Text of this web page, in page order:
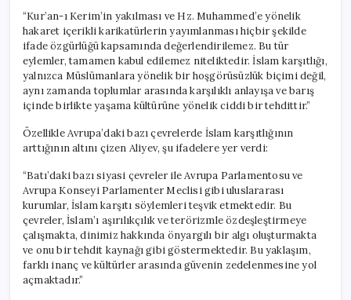
“Kur’an-ı Kerim’in yakılması ve Hz. Muhammed’e yönelik
hakaret içerikli karikatürlerin yayımlanması hiçbir şekilde
ifade özgürlüğü kapsamında değerlendirilemez. Bu tür
eylemler, tamamen kabul edilemez niteliktedir. İslam karşıtlığı,
yalnızca Müslümanlara yönelik bir hoşgörüsüzlük biçimi değil,
aynı zamanda toplumlar arasında karşılıklı anlayışa ve barış
içinde birlikte yaşama kültürüne yönelik ciddi bir tehdittir.”
Özellikle Avrupa’daki bazı çevrelerde İslam karşıtlığının
arttığının altını çizen Aliyev, şu ifadelere yer verdi:
“Batı’daki bazı siyasi çevreler ile Avrupa Parlamentosu ve
Avrupa Konseyi Parlamenter Meclisi gibi uluslararası
kurumlar, İslam karşıtı söylemleri teşvik etmektedir. Bu
çevreler, İslam’ı aşırılıkçılık ve terörizmle özdeşleştirmeye
çalışmakta, dinimiz hakkında önyargılı bir algı oluşturmakta
ve onu bir tehdit kaynağı gibi göstermektedir. Bu yaklaşım,
farklı inanç ve kültürler arasında güvenin zedelenmesine yol
açmaktadır.”